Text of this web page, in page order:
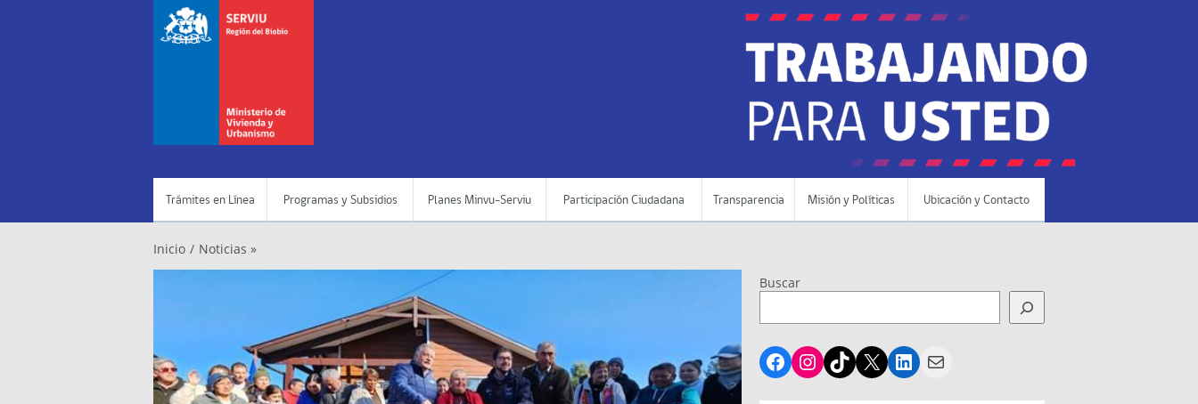
Trámites en Línea Programas y Subsidios Planes Minvu-Serviu Participación Ciudadana Transparencia Misión y Políticas Ubicación y Contacto
Inicio / Noticias »
Buscar
Facebook
Instagram
TikTok
X LinkedIn
Mail